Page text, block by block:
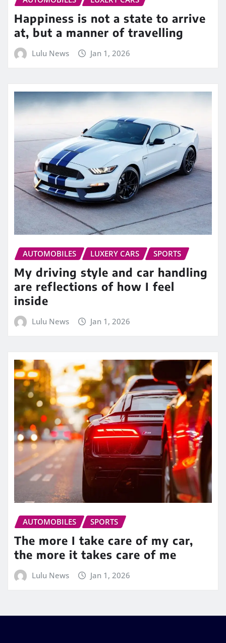
Happiness is not a state to arrive
at, but a manner of travelling
Lulu News Jan 1, 2026
AUTOMOBILES LUXERY CARS SPORTS
My driving style and car handling
are reflections of how I feel
inside
Lulu News Jan 1, 2026
AUTOMOBILES SPORTS
The more I take care of my car,
the more it takes care of me
Lulu News Jan 1, 2026